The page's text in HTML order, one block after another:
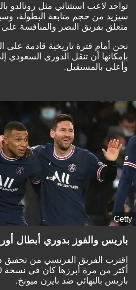
تواجد لاعب استثنائي مثل رونالدو
سيزيد من حجم متابعة البطولة،
متعلق بفريق النصر والمنافسة على
نحن أمام فترة تاريخية قادمة على
بإمكانها أن تنقل الدوري السعودي
وأعلى بالمستقبل.
Getty
باريس والفوز بدوري أبطال
اقترب الفريق الفرنسي من تحقيق
باريس بالنهائي ضد بايرن ميونخ.